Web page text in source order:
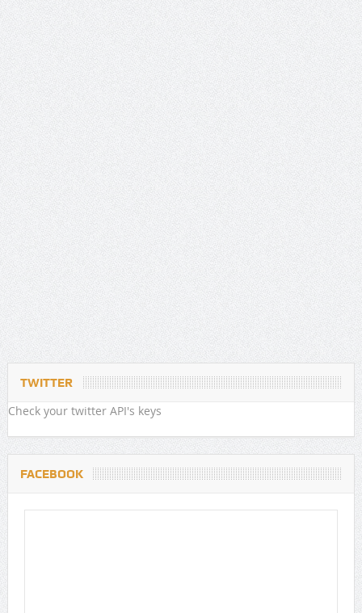
TWITTER
Check your twitter API's keys
FACEBOOK